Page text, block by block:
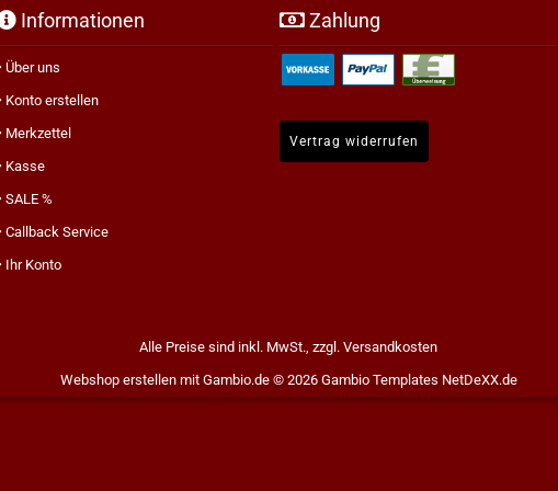
Informationen
Über uns
Konto erstellen
Merkzettel
Kasse
SALE %
Callback Service
Ihr Konto
Zahlung
Vertrag widerrufen
Alle Preise sind inkl. MwSt., zzgl. Versandkosten
Webshop erstellenmit Gambio.de © 2026 Gambio Templates NetDeXX.de